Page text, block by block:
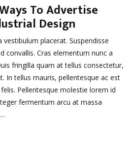
To Advertise
Design
placerat. Suspendisse
convallis. Cras elementum nunc a
fringilla quam at tellus consectetur,
In tellus mauris, pellentesque ac est
Pellentesque molestie lorem id
fermentum arcu at massa